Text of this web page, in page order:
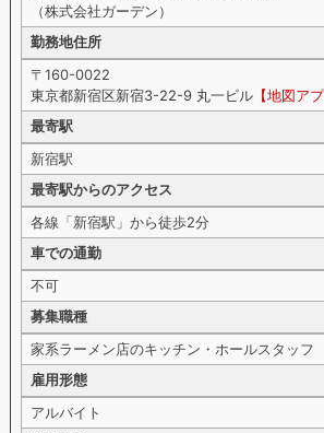
（株式会社ガーデン）
勤務地住所
〒160-0022
東京都新宿区新宿3-22-9 丸一ビル【地図アプ
最寄駅
新宿駅
最寄駅からのアクセス
各線「新宿駅」から徒歩2分
車での通勤
不可
募集職種
家系ラーメン店のキッチン・ホールスタッフ
雇用形態
アルバイト